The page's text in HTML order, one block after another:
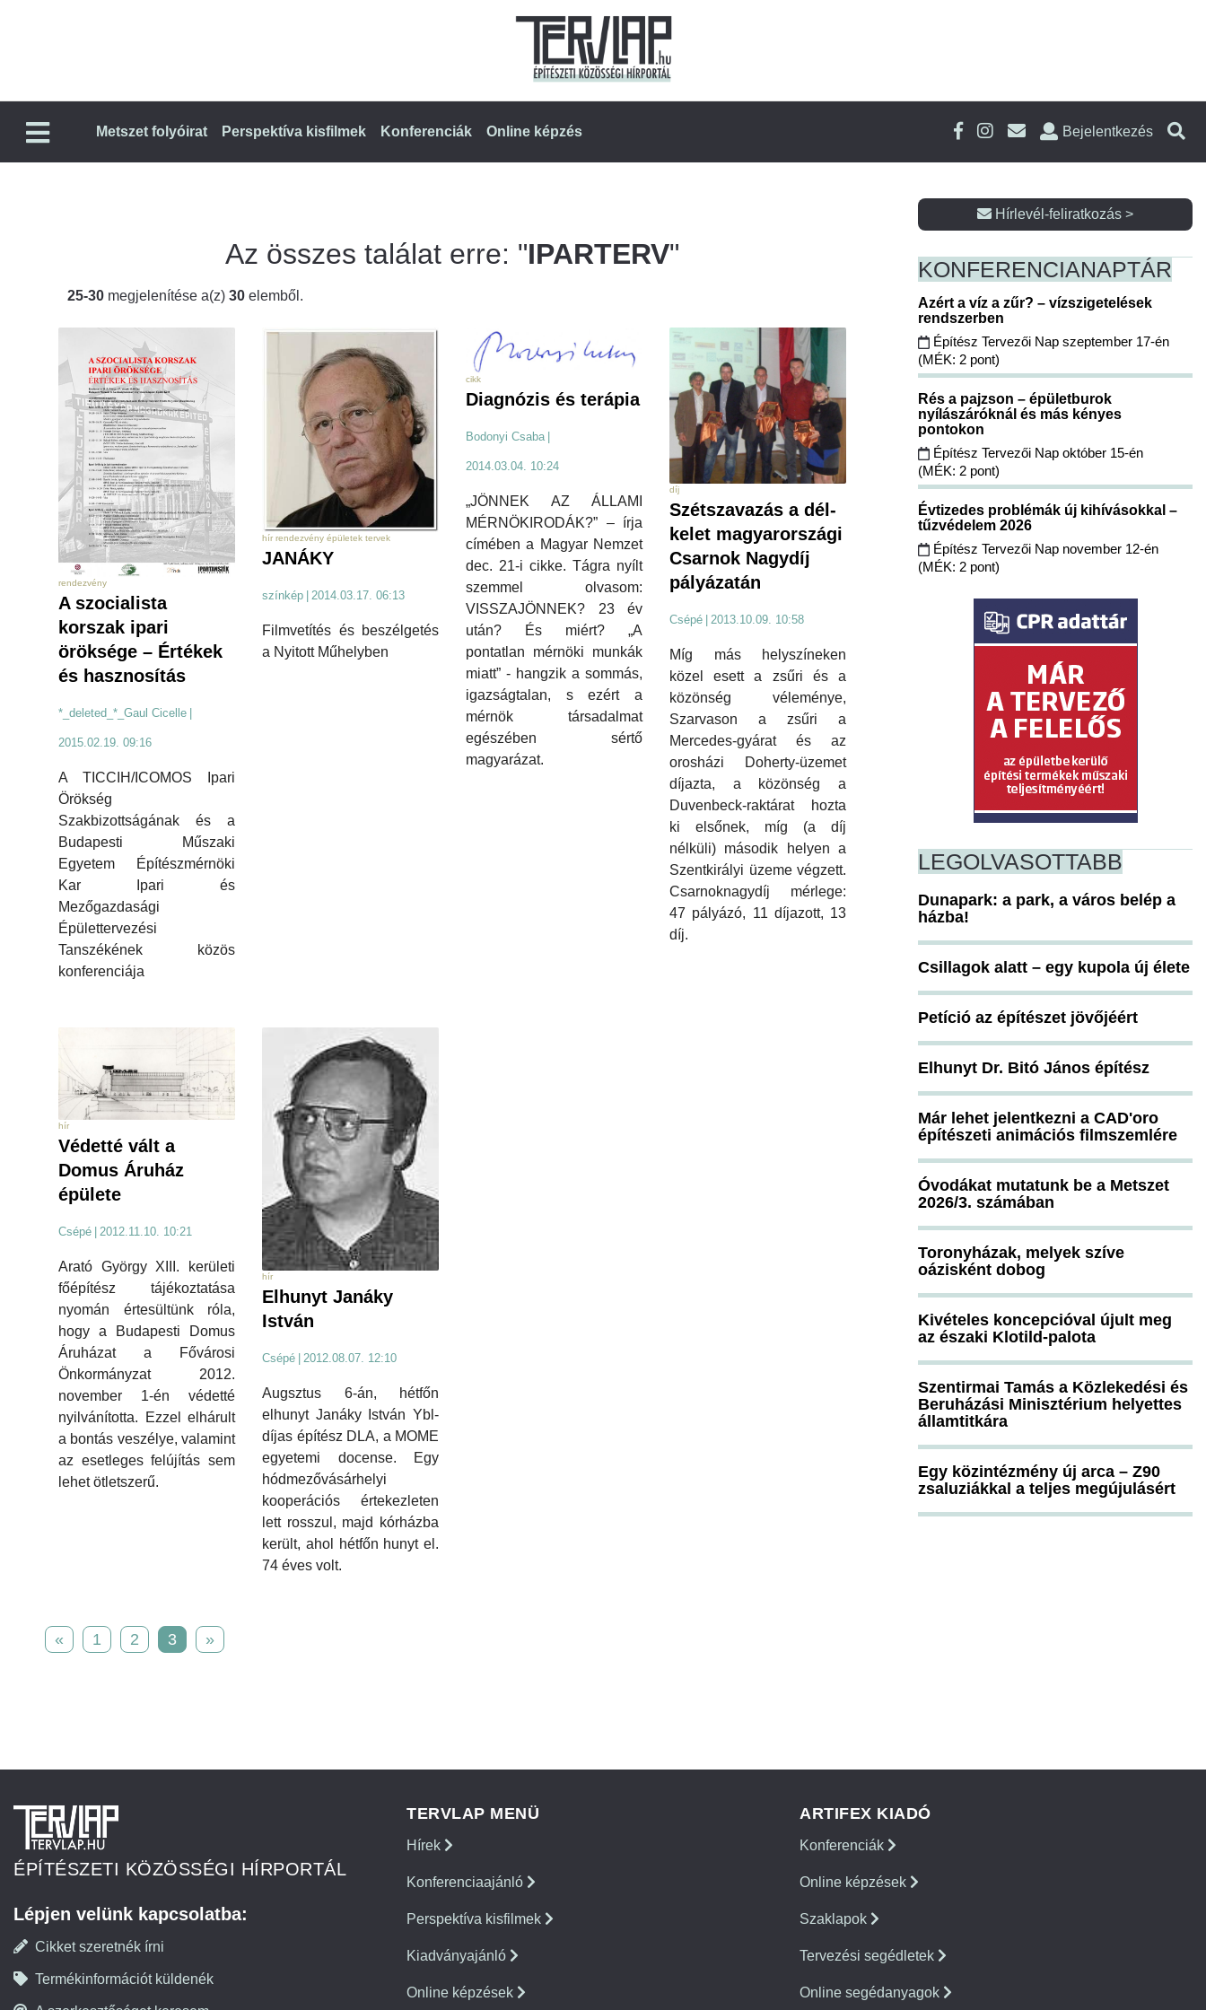
Metszet folyóirat Perspektíva kisfilmek Konferenciák Online képzés Bejelentkezés
Az összes találat erre: "IPARTERV"
25-30 megjelenítése a(z) 30 elemből.
rendezvény
A szocialista
korszak ipari
öröksége – Értékek
és hasznosítás
*_deleted_*_Gaul Cicelle
2015.02.19. 09:16
A TICCIH/ICOMOS Ipari
Örökség
Szakbizottságának és a
Budapesti Műszaki
Egyetem Építészmérnöki
Kar Ipari és
Mezőgazdasági
Épülettervezési
Tanszékének közös
konferenciája
hír rendezvény épületek tervek
JANÁKY
színkép 2014.03.17. 06:13
Filmvetítés és beszélgetés
a Nyitott Műhelyben
cikk
Diagnózis és terápia
Bodonyi Csaba
2014.03.04. 10:24
„JÖNNEK AZ ÁLLAMI
MÉRNÖKIRODÁK?” – írja
címében a Magyar Nemzet
dec. 21-i cikke. Tágra nyílt
szemmel olvasom:
VISSZAJÖNNEK? 23 év
után? És miért? „A
pontatlan mérnöki munkák
miatt” - hangzik a sommás,
igazságtalan, s ezért a
mérnök társadalmat
egészében sértő
magyarázat.
díj
Szétszavazás a dél-
kelet magyarországi
Csarnok Nagydíj
pályázatán
Csépé 2013.10.09. 10:58
Míg más helyszíneken
közel esett a zsűri és a
közönség véleménye,
Szarvason a zsűri a
Mercedes-gyárat és az
orosházi Doherty-üzemet
díjazta, a közönség a
Duvenbeck-raktárat hozta
ki elsőnek, míg (a díj
nélküli) második helyen a
Szentkirályi üzeme végzett.
Csarnoknagydíj mérlege:
47 pályázó, 11 díjazott, 13
díj.
hír
Védetté vált a
Domus Áruház
épülete
Csépé 2012.11.10. 10:21
Arató György XIII. kerületi
főépítész tájékoztatása
nyomán értesültünk róla,
hogy a Budapesti Domus
Áruházat a Fővárosi
Önkormányzat 2012.
november 1-én védetté
nyilvánította. Ezzel elhárult
a bontás veszélye, valamint
az esetleges felújítás sem
lehet ötletszerű.
hír
Elhunyt Janáky
István
Csépé | 2012.08.07. 12:10
Augsztus 6-án, hétfőn
elhunyt Janáky István Ybl-
díjas építész DLA, a MOME
egyetemi docense. Egy
hódmezővásárhelyi
kooperációs értekezleten
lett rosszul, majd kórházba
került, ahol hétfőn hunyt el.
74 éves volt.
« 1 2 3 »
Hírlevél-feliratkozás >
KONFERENCIANAPTÁR
Azért a víz a zűr? – vízszigetelések
rendszerben
Építész Tervezői Nap szeptember 17-én
(MÉK: 2 pont)
Rés a pajzson – épületburok
nyílászáróknál és más kényes
pontokon
Építész Tervezői Nap október 15-én
(MÉK: 2 pont)
Évtizedes problémák új kihívásokkal –
tűzvédelem 2026
Építész Tervezői Nap november 12-én
(MÉK: 2 pont)
LEGOLVASOTTABB
Dunapark: a park, a város belép a
házba!
Csillagok alatt – egy kupola új élete
Petíció az építészet jövőjéért
Elhunyt Dr. Bitó János építész
Már lehet jelentkezni a CAD'oro
építészeti animációs filmszemlére
Óvodákat mutatunk be a Metszet
2026/3. számában
Toronyházak, melyek szíve
oázisként dobog
Kivételes koncepcióval újult meg
az északi Klotild-palota
Szentirmai Tamás a Közlekedési és
Beruházási Minisztérium helyettes
államtitkára
Egy közintézmény új arca – Z90
zsaluziákkal a teljes megújulásért
ÉPÍTÉSZETI KÖZÖSSÉGI HÍRPORTÁL
Lépjen velünk kapcsolatba:
Cikket szeretnék írni
Termékinformációt küldenék
TERVLAP MENÜ
Hírek
Konferenciaajánló
Perspektíva kisfilmek
Kiadványajánló
Online képzések
ARTIFEX KIADÓ
Konferenciák
Online képzések
Szaklapok
Tervezési segédletek
Online segédanyagok